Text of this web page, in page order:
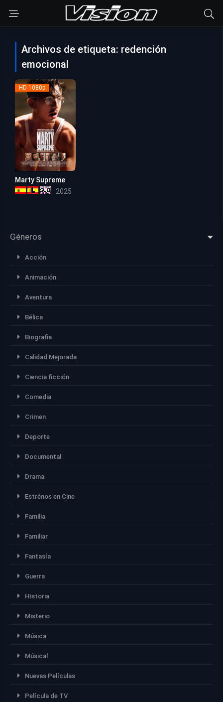
Archivos de etiqueta: redención
emocional
HD 1080p
Marty Supreme
2025
Géneros
Acción
Animación
Aventura
Bélica
Biografia
Calidad Mejorada
Ciencia ficción
Comedia
Crimen
Deporte
Documental
Drama
Estrénos en Cine
Familia
Familiar
Fantasía
Guerra
Historia
Misterio
Música
Músical
Nuevas Películas
Película de TV